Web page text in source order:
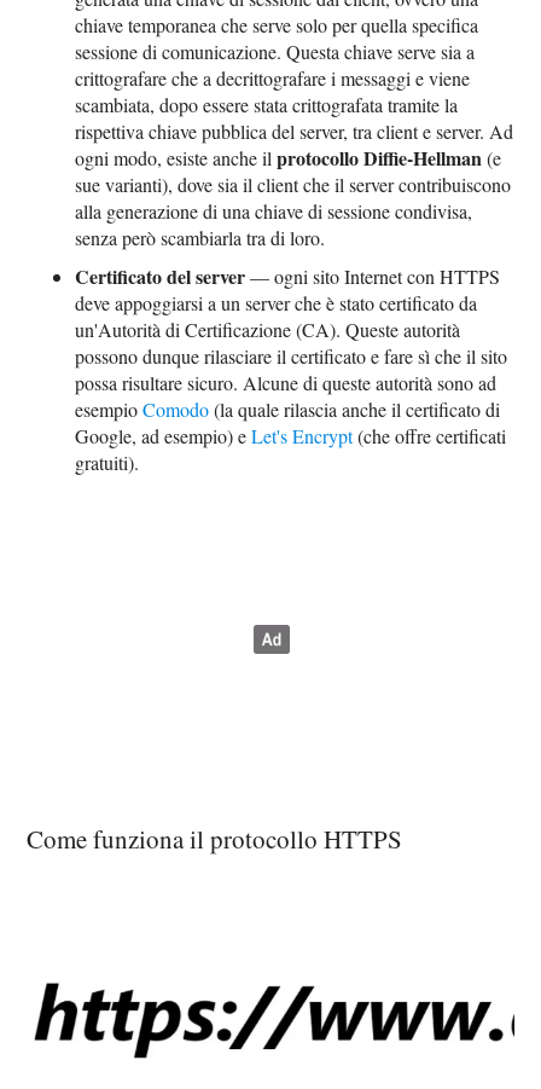
chiave temporanea che serve solo per quella specifica
sessione di comunicazione. Questa chiave serve sia a
crittografare che a decrittografare i messaggi e viene
scambiata, dopo essere stata crittografata tramite la
rispettiva chiave pubblica del server, tra client e server. Ad
ogni modo, esiste anche ilprotocollo Diffie-Hellman(e
sue varianti), dove sia il client che il server contribuiscono
alla generazione di una chiave di sessione condivisa,
senza però scambiarla tra di loro.
Certificato del server— ogni sito Internet con HTTPS
deve appoggiarsi a un server che è stato certificato da
un'Autorità di Certificazione (CA). Queste autorità
possono dunque rilasciare il certificato e fare sì che il sito
possa risultare sicuro. Alcune di queste autorità sono ad
esempioComodo(la quale rilascia anche il certificato di
Google, ad esempio) eLet's Encrypt(che offre certificati
gratuiti).
Come funziona il protocollo HTTPS